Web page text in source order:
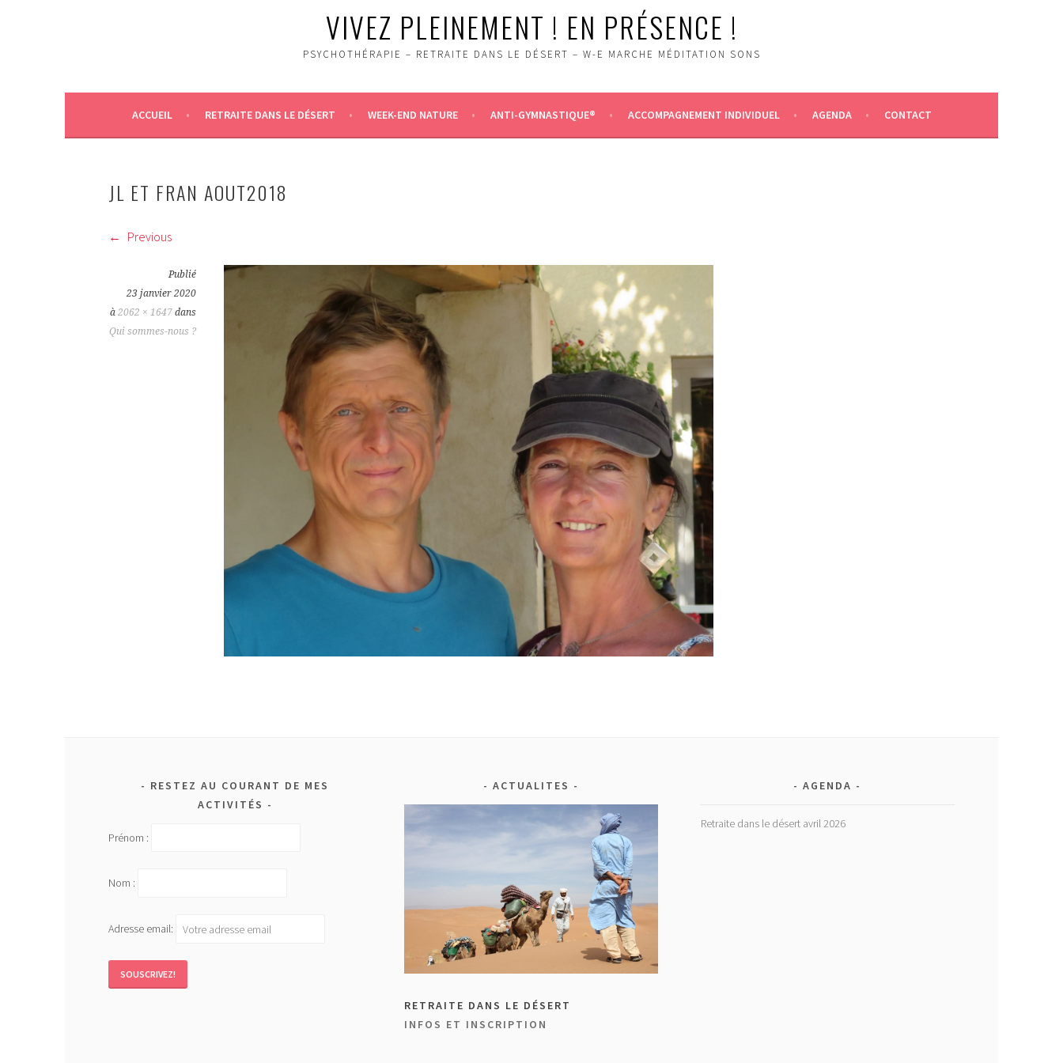
VIVEZ PLEINEMENT ! EN PRÉSENCE !
PSYCHOTHÉRAPIE – RETRAITE DANS LE DÉSERT – W-E MARCHE MÉDITATION SONS
ACCUEIL RETRAITE DANS LE DÉSERT WEEK-END NATURE ANTI-GYMNASTIQUE® ACCOMPAGNEMENT INDIVIDUEL AGENDA CONTACT
JL ET FRAN AOUT2018
Previous
Publié
23 janvier 2020
à 2062 × 1647 dans
Qui sommes-nous ?
RESTEZ AU COURANT DE MES
ACTIVITÉS
Prénom :
Nom :
Adresse email:
ACTUALITES
RETRAITE DANS LE DÉSERT
INFOS ET INSCRIPTION
AGENDA
Retraite dans le désert avril 2026